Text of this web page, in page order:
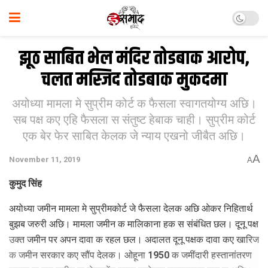
झूठ साबित भेल मंदिर तोडबाक आरोप,
चलत मस्जिद तोडबाक मुकदमा
अयोध्या मामला मे सुप्रीम कोर्ट क फैसला स्वा‍गतयोग्य अछि।
सब पक्ष कए एहि फैसला स संतुष्ट हेबाक चाही। सुप्रीम कोर्ट
एक बेर फेर साबित केलक जे न्याय एखनो जीबैत अछि।
November 11, 2019 AA
कुमुद सिंह
अयोध्‍या जमीन मामला मे सुप्रीमकोर्ट जे फैसला देलक अछि ओकर निहितार्थ
बुझब जरुरी अछि। मामला जमीन क मालिकाना हक स संबंधित छल। दूनू पक्ष
उक्‍त जमीन पर अपन दावा क रहल छल। अदालत दूनू पक्षक दावा कए खारिज
क जमीन सरकार कए सौंप देलक। ओहूना 1950 क जमींदारी हस्‍तानांतरण